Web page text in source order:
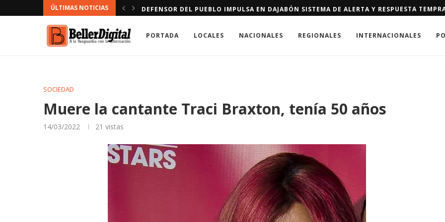
ÚLTIMAS NOTICIAS DEFENSOR DEL PUEBLO IMPULSA EN DAJABÓN SISTEMA DE ALERTA Y RESPUESTA
PORTADA LOCALES NACIONALES REGIONALES INTERNACIONALES
SOCIEDAD
Muere la cantante Traci Braxton, tenía 50 años
14/03/2022 21 vistas